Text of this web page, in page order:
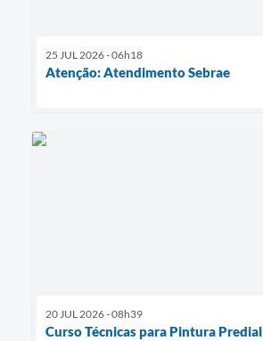
25 JUL 2026 - 06h18
Atenção: Atendimento Sebrae
20 JUL 2026 - 08h39
Curso Técnicas para Pintura Predial